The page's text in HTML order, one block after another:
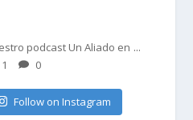
podcast Un Aliado en ...
1 0
Follow on Instagram